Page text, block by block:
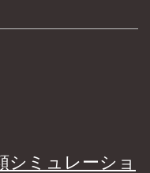
シミュレーショ